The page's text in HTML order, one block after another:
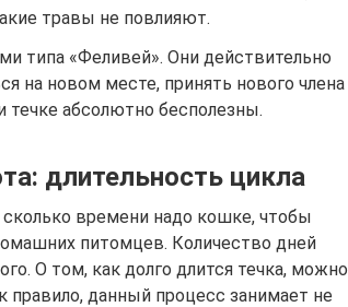
травы не повлияют.
типа «Феливей». Они действительно
на новом месте, принять нового члена
течке абсолютно бесполезны.
длительность цикла
времени надо кошке, чтобы
питомцев. Количество дней
О том, как долго длится течка, можно
правило, данный процесс занимает не